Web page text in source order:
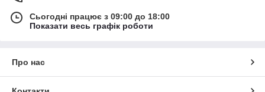
Сьогодні працює з 09:00 до 18:00
Показати весь графік роботи
Про нас